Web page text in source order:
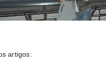
artigos: